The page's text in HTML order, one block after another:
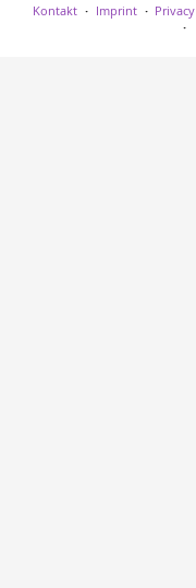
Kontakt Imprint Privacy